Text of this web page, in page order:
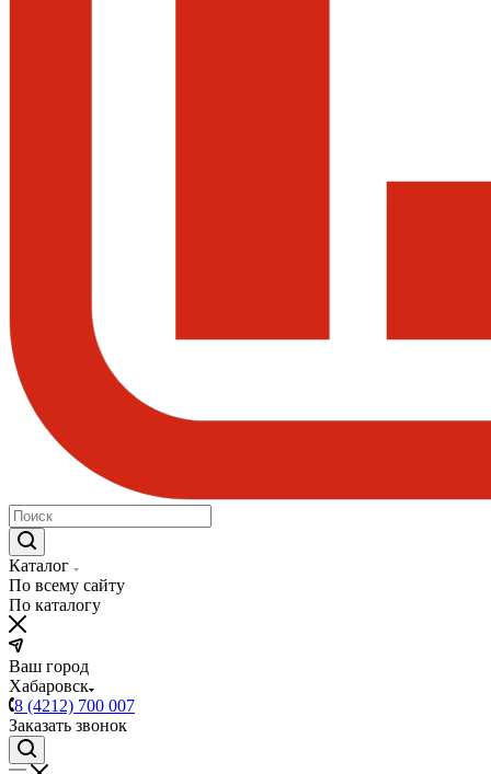
Каталог
По всему сайту
По каталогу
Ваш город
Хабаровск
8 (4212) 700 007
Заказать звонок